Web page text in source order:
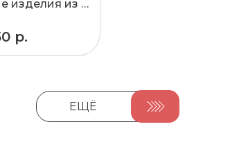
Эксклюзивные изделия из стекла выполненные в витражной технике Тифанни!!!
р.
ЕЩЁ